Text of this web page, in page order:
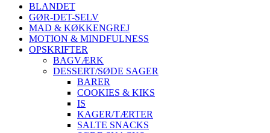
BLANDET
GØR-DET-SELV
MAD & KØKKENGREJ
MOTION & MINDFULNESS
OPSKRIFTER
BAGVÆRK
DESSERT/SØDE SAGER
BARER
COOKIES & KIKS
IS
KAGER/TÆRTER
SALTE SNACKS